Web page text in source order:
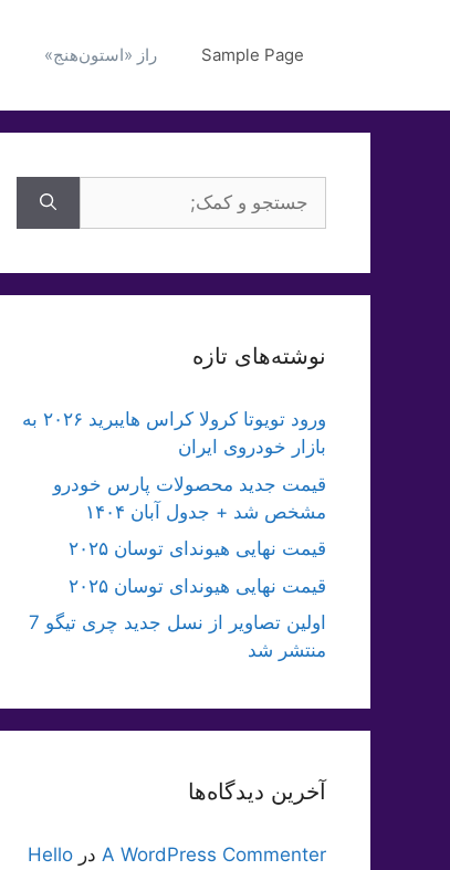
Sample Page راز «استون‌هنج»
برای:
نوشته‌های تازه
ورود تویوتا کرولا کراس هایبرید ۲۰۲۶ به
بازار خودروی ایران
قیمت جدید محصولات پارس خودرو
مشخص شد + جدول آبان ۱۴۰۴
قیمت نهایی هیوندای توسان ۲۰۲۵
قیمت نهایی هیوندای توسان ۲۰۲۵
اولین تصاویر از نسل جدید چری تیگو 7
منتشر شد
آخرین دیدگاه‌ها
A WordPress Commenter در Hello